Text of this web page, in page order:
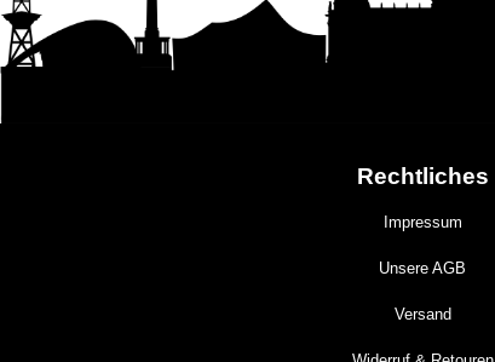
Rechtliches
Impressum
Unsere AGB
Versand